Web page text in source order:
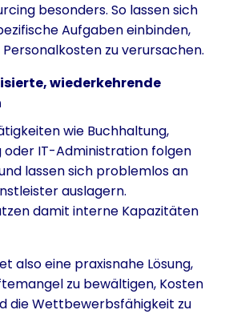
besonders. So lassen sich
Aufgaben einbinden,
zu verursachen.
wiederkehrende
wie Buchhaltung,
oder IT-Administration folgen
lassen sich problemlos an
auslagern.
damit interne Kapazitäten
also eine praxisnahe Lösung,
zu bewältigen, Kosten
die Wettbewerbsfähigkeit zu